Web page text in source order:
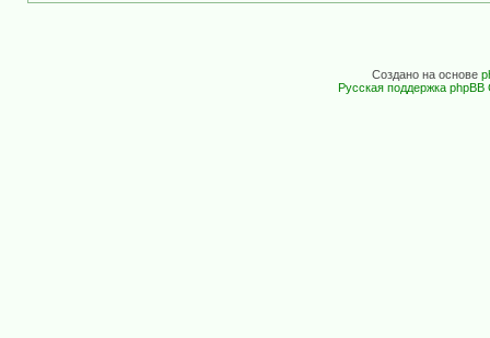
Создано на основе
Русская поддержка phpBB